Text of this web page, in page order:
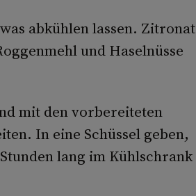
abkühlen lassen. Zitronat
und Haselnüsse
mit den vorbereiteten
In eine Schüssel geben,
lang im Kühlschrank